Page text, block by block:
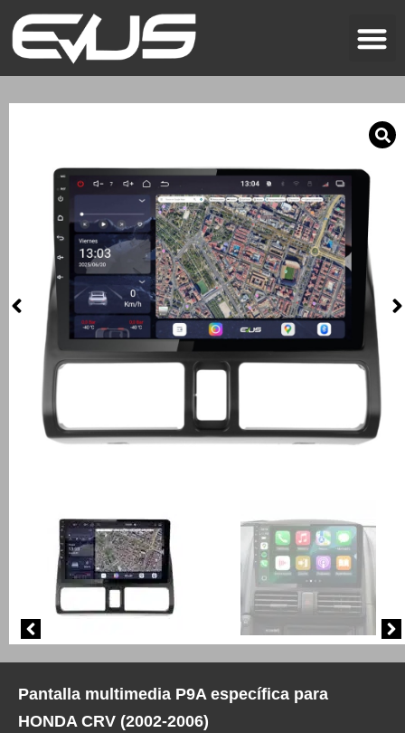
Pantalla multimedia P9A específica para
HONDA CRV (2002-2006)